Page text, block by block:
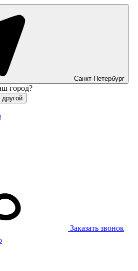
Санкт-Петербург
город?
Выбрать другой
Заказать звонок